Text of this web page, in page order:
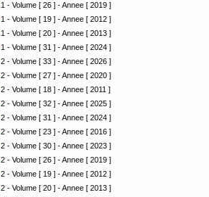
1 - Volume [ 26 ] - Annee [ 2019 ]
1 - Volume [ 19 ] - Annee [ 2012 ]
1 - Volume [ 20 ] - Annee [ 2013 ]
1 - Volume [ 31 ] - Annee [ 2024 ]
2 - Volume [ 33 ] - Annee [ 2026 ]
2 - Volume [ 27 ] - Annee [ 2020 ]
2 - Volume [ 18 ] - Annee [ 2011 ]
2 - Volume [ 32 ] - Annee [ 2025 ]
2 - Volume [ 31 ] - Annee [ 2024 ]
2 - Volume [ 23 ] - Annee [ 2016 ]
2 - Volume [ 30 ] - Annee [ 2023 ]
2 - Volume [ 26 ] - Annee [ 2019 ]
2 - Volume [ 19 ] - Annee [ 2012 ]
2 - Volume [ 20 ] - Annee [ 2013 ]